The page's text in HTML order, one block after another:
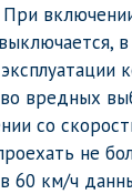
При
вредных
со
не
60 км/ч